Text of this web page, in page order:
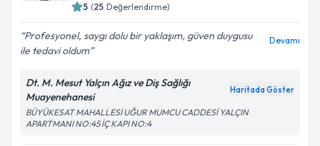
5 (25 Değerlendirme)
Profesyonel, saygı dolu bir yaklaşım, güven duygusu
ile tedavi oldum
Devamı
Dt. M. Mesut Yalçın Ağız ve Diş Sağlığı
Muayenehanesi
Haritada Göster
BÜYÜKESAT MAHALLESİ UĞUR MUMCU CADDESİ YALÇIN
APARTMANI NO:45 İÇ KAPI NO:4